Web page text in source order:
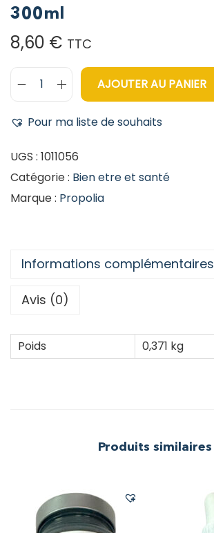
300ml
8,60 € TTC
AJOUTER AU PANIER
Pour ma liste de souhaits
UGS : 1011056
Catégorie : Bien etre et santé
Marque : Propolia
Informations complémentaires
Avis (0)
Poids 0,371 kg
Produits similaires